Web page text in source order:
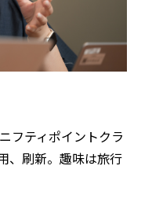
フティポイントクラ
、刷新。‬趣味は旅行